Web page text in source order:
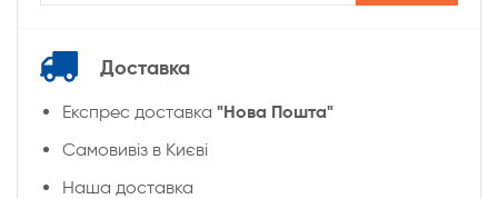
Доставка
Експрес доставка "Нова Пошта"
Cамовивіз в Києві
Наша доставка